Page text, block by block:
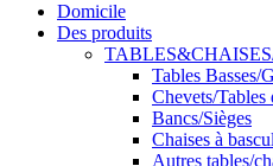
Domicile
Des produits
Tables Basses/
Chevets/Tables
Bancs/Sièges
Chaises à
Autres tables/